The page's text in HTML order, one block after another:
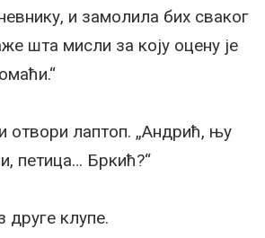
и замолила бих сваког
шта мисли за коју оцену је
отвори лаптоп. „Андрић, њу
петица… Бркић?“
друге клупе.